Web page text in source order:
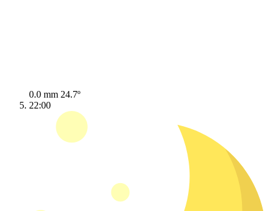
0.0 mm 24.7º
22:00